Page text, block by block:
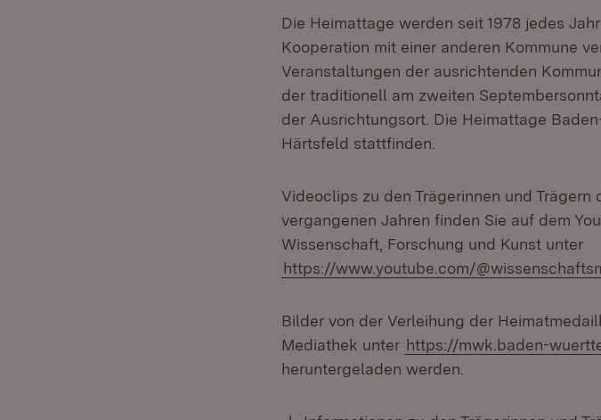
Die Heimattage werden seit 1978 jedes
Kooperation mit einer anderen Kommune
Veranstaltungen der ausrichtenden
der traditionell am zweiten
der Ausrichtungsort. Die Heimattage
Härtsfeld stattfinden.
Videoclips zu den Trägerinnen und
vergangenen Jahren finden Sie auf dem
Wissenschaft, Forschung und Kunst unter
https://www.youtube.com/
Bilder von der Verleihung der
Mediathek unter https://mwk.baden-
heruntergeladen werden.